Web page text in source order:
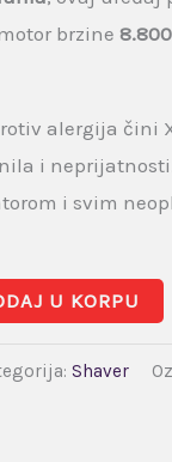
brzine
alergija čini
i
i svim
U KORPU
Shaver